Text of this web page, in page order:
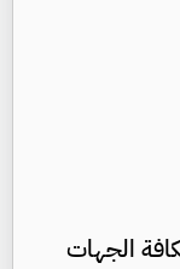
الجهات